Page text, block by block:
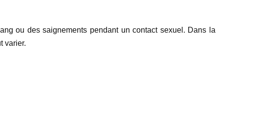
ou des saignements pendant un contact sexuel. Dans la
varier.